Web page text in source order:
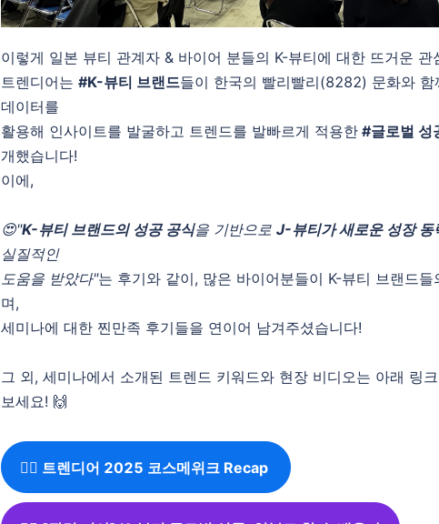
이렇게 일본 뷰티 관계자 & 바이어 분들의 K-뷰티에 대한 뜨거운 관
트렌디어는 #K-뷰티 브랜드들이 한국의 빨리빨리(8282) 문화와 함
데이터를
활용해 인사이트를 발굴하고 트렌드를 발빠르게 적용한 #글로벌 성
개했습니다!
이에,
😍"K-뷰티 브랜드의 성공 공식을 기반으로 J-뷰티가 새로운 성장 동
실질적인
도움을 받았다"는 후기와 같이, 많은 바이어분들이 K-뷰티 브랜드
며,
세미나에 대한 찐만족 후기들을 연이어 남겨주셨습니다!
그 외, 세미나에서 소개된 트렌드 키워드와 현장 비디오는 아래 링
보세요! 🙌
👉🏻 트렌디어 2025 코스메위크 Recap